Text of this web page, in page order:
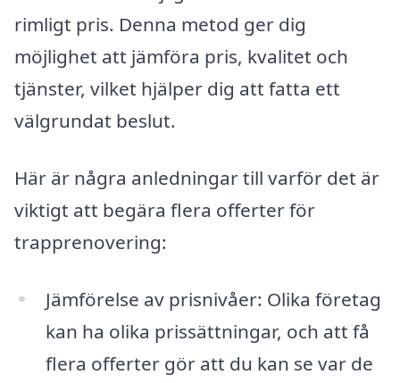
rimligt pris. Denna metod ger dig
möjlighet att jämföra pris, kvalitet och
tjänster, vilket hjälper dig att fatta ett
välgrundat beslut.
Här är några anledningar till varför det är
viktigt att begära flera offerter för
trapprenovering:
Jämförelse av prisnivåer: Olika företag
kan ha olika prissättningar, och att få
flera offerter gör att du kan se var de